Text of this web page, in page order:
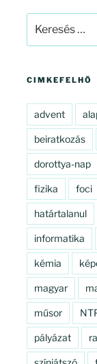
következő
CIMKEFELHŐ
advent
beiratkozás
dorottya-nap
fizika foci
határtalanul
informatika
kémia
magyar
műsor
pályázat